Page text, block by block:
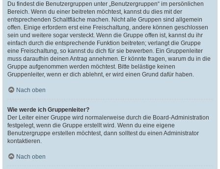
Du findest die Benutzergruppen unter „Benutzergruppen“ im persönlichen
Bereich. Wenn du einer beitreten möchtest, kannst du dies mit der
entsprechenden Schaltfläche machen. Nicht alle Gruppen sind allgemein
offen. Einige erfordern erst eine Freischaltung, andere können geschlossen
sein und weitere sogar versteckt. Wenn die Gruppe offen ist, kannst du ihr
einfach durch die entsprechende Funktion beitreten; verlangt die Gruppe
eine Freischaltung, so kannst du dich für sie bewerben. Ein Gruppenleiter
muss daraufhin deinen Antrag annehmen. Er könnte fragen, warum du in die
Gruppe aufgenommen werden möchtest. Bitte belästige keinen
Gruppenleiter, wenn er dich ablehnt, er wird einen Grund dafür haben.
Nach oben
Wie werde ich Gruppenleiter?
Der Leiter einer Gruppe wird normalerweise durch die Board-Administration
festgelegt, wenn die Gruppe erstellt wird. Wenn du eine eigene
Benutzergruppe erstellen möchtest, dann solltest du einen Administrator
kontaktieren.
Nach oben